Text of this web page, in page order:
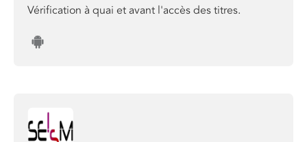
Vérification à quai et avant l'accès des titres.